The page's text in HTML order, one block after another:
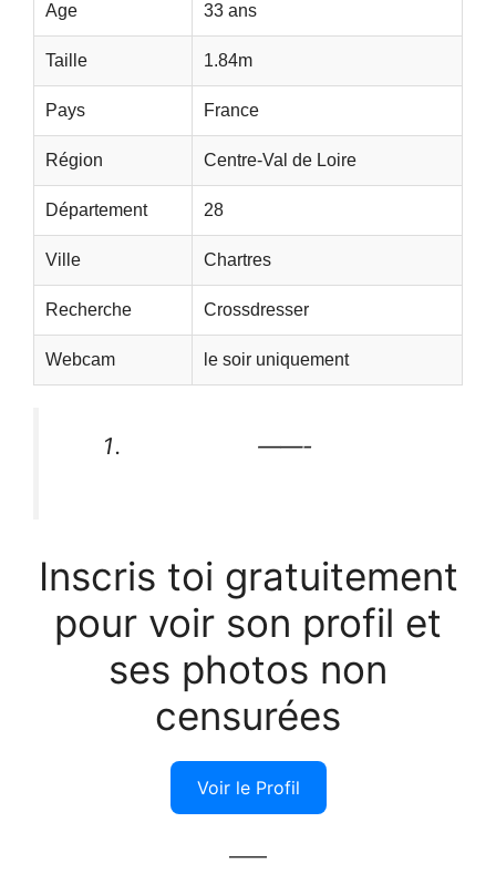
Age 33 ans
Taille 1.84m
Pays France
Région Centre-Val de Loire
Département 28
Ville Chartres
Recherche Crossdresser
Webcam le soir uniquement
——-
Inscris toi gratuitement
pour voir son profil et
ses photos non
censurées
Voir le Profil
——